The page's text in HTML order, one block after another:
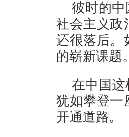
彼时的
社会主义政
还很落后。
的崭新课题。
在中国
犹如攀登一
开通道路。